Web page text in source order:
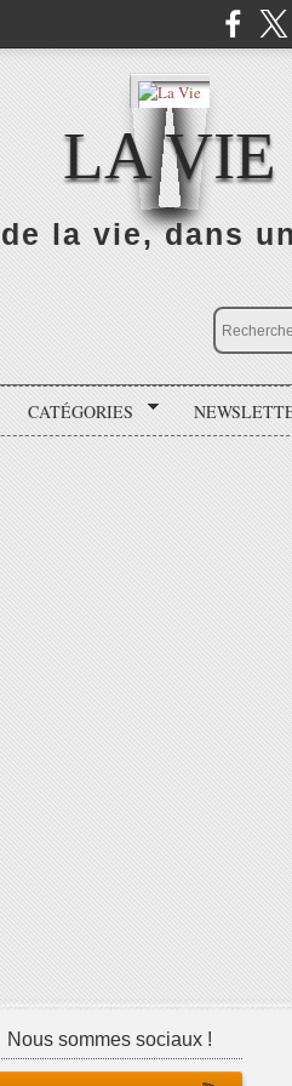
LA VIE
la vie, dans
CATÉGORIES
Nous sommes sociaux !